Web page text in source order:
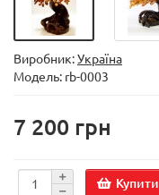
Виробник:Україна
Модель: rb-0003
7 200 грн
Купити